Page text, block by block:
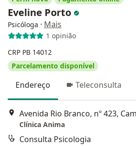
Eveline Porto
Psicóloga · Mais
1 opinião
CRP PB 14012
Parcelamento disponível
Endereço Teleconsulta
Clínica Anima
Consulta Psicologia